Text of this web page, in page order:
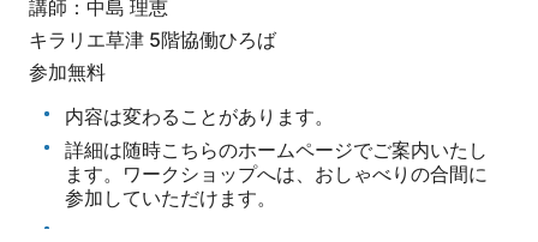
講師：中島 理恵
キラリエ草津 5階協働ひろば
参加無料
内容は変わることがあります。
詳細は随時こちらのホームページでご案内いたし
ます。ワークショップへは、おしゃべりの合間に
参加していただけます。